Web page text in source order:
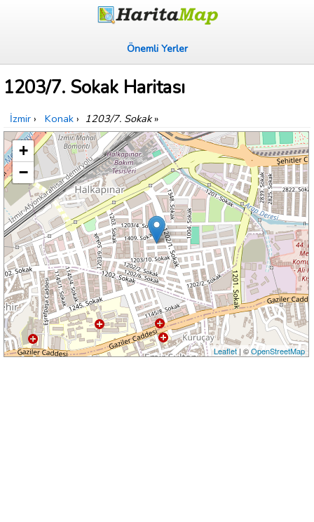
Önemli Yerler
1203/7. Sokak Haritası
İzmir › Konak › 1203/7. Sokak»
+
−
Leaflet| ©OpenStreetMap